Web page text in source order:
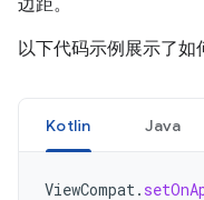
边距。
以下代码示例展示了如
Kotlin Java
ViewCompat.